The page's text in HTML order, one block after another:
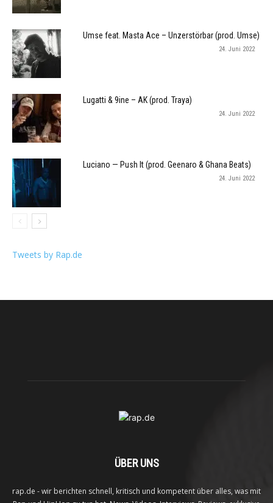
Umse feat. Masta Ace – Unzerstörbar (prod. Umse)
24. Juni 2022
Lugatti & 9ine – AK (prod. Traya)
24. Juni 2022
Luciano — Push It (prod. Geenaro & Ghana Beats)
24. Juni 2022
Tweets by Rap.de
ÜBER UNS
rap.de - wir berichten schnell, kritisch und kompetent über alles, was mit